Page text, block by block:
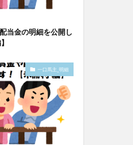
当金の明細を公開し
一口馬主_明細